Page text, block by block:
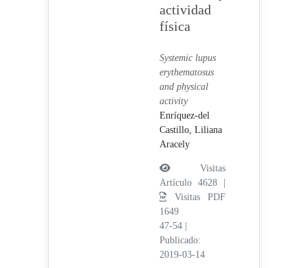
actividad
física
Systemic lupus
erythematosus
and physical
activity
Enríquez-del
Castillo, Liliana
Aracely
Visitas
Artículo 4628 |
Visitas PDF
1649
47-54
Publicado:
2019-03-14